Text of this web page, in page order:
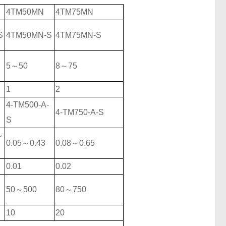
4TM50MN
4TM75MN
4TM50MN-S 4TM75MN-S
5～50 8～75
1 2
4-TM500-A-
S
4-TM750-A-S
0.05～0.43 0.08～0.65
0.01
0.02
50～500 80～750
10 20